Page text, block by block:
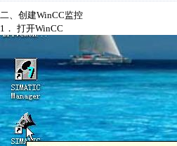
二、 创建WinCC监控
1． 打开WinCC